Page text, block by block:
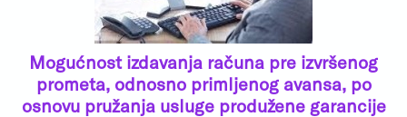
Mogućnost izdavanja računa pre izvršenog
prometa, odnosno primljenog avansa, po
osnovu pružanja usluge produžene garancije